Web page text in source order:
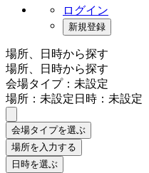
ログイン
新規登録
場所、日時から探す
場所、日時から探す
会場タイプ：未設定
場所：未設定日時：未設定
会場タイプを選ぶ
場所を入力する
日時を選ぶ